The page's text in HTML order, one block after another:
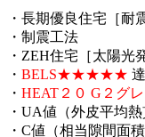
・長期優良住宅［耐
・制震工法
・ZEH住宅［太陽光
・ BELS★★★★★
・ HEAT２０ G２グ
・UA値（外皮平均熱
・C値（相当隙間面積